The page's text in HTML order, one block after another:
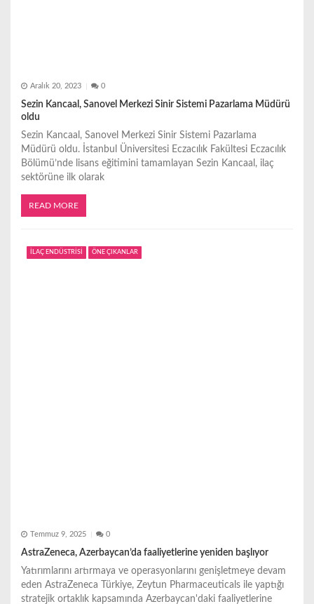
Aralık 20, 2023 0
Sezin Kancaal, Sanovel Merkezi Sinir Sistemi Pazarlama Müdürü
oldu
Sezin Kancaal, Sanovel Merkezi Sinir Sistemi Pazarlama
Müdürü oldu. İstanbul Üniversitesi Eczacılık Fakültesi Eczacılık
Bölümü’nde lisans eğitimini tamamlayan Sezin Kancaal, ilaç
sektörüne ilk olarak
READ MORE
İLAÇ ENDÜSTRİSİ ÖNE ÇIKANLAR
Temmuz 9, 2025 0
AstraZeneca, Azerbaycan’da faaliyetlerine yeniden başlıyor
Yatırımlarını artırmaya ve operasyonlarını genişletmeye devam
eden AstraZeneca Türkiye, Zeytun Pharmaceuticals ile yaptığı
stratejik ortaklık kapsamında Azerbaycan'daki faaliyetlerine